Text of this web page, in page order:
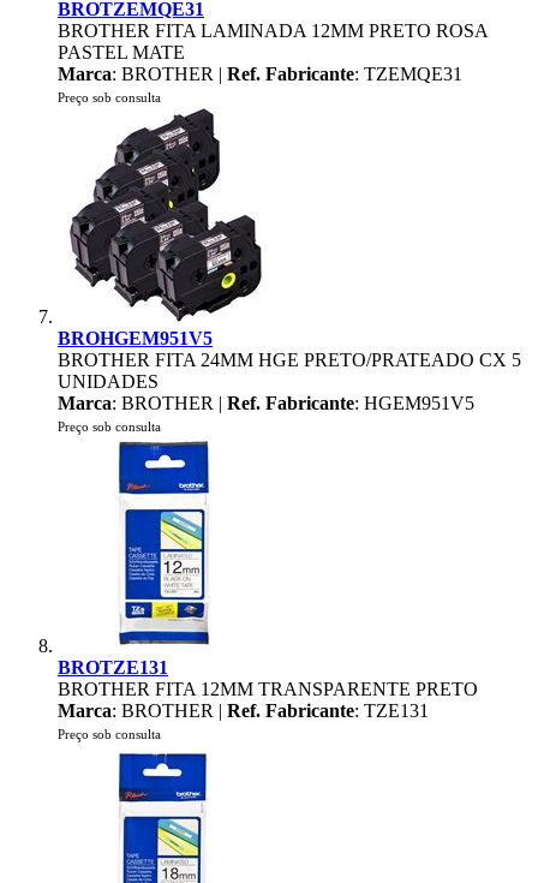
BROTZEMQE31
BROTHER FITA LAMINADA 12MM PRETO ROSA
PASTEL MATE
Marca: BROTHER | Ref. Fabricante: TZEMQE31
Preço sob consulta
BROHGEM951V5
BROTHER FITA 24MM HGE PRETO/PRATEADO CX 5
UNIDADES
Marca: BROTHER | Ref. Fabricante: HGEM951V5
Preço sob consulta
BROTZE131
BROTHER FITA 12MM TRANSPARENTE PRETO
Marca: BROTHER | Ref. Fabricante: TZE131
Preço sob consulta